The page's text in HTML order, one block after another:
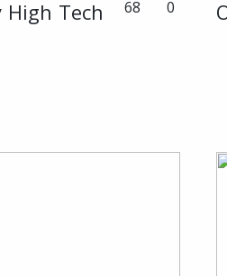
High Tech
68 0